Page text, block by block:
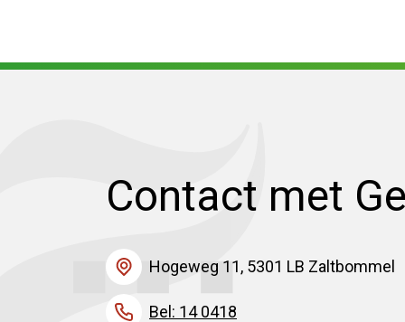
Contact met
Hogeweg 11, 5301 LB Zaltbommel
Bel: 14 0418